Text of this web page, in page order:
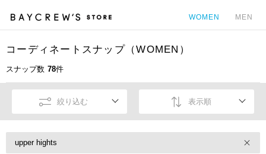
WOMEN MEN
コーディネートスナップ（WOMEN）
スナップ数 78件
絞り込む 表示順
upper hights